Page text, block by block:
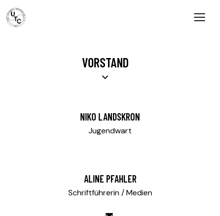
VORSTAND
NIKO LANDSKRON
Jugendwart
ALINE PFAHLER
Schriftführerin / Medien